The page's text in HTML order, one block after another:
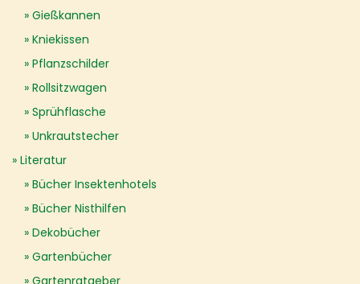
Gießkannen
Kniekissen
Pflanzschilder
Rollsitzwagen
Sprühflasche
Unkrautstecher
Literatur
Bücher Insektenhotels
Bücher Nisthilfen
Dekobücher
Gartenbücher
Gartenratgeber